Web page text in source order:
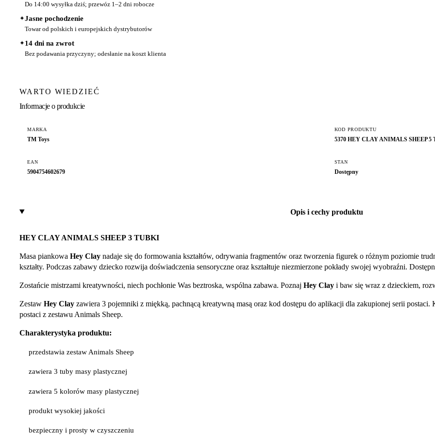
Do 14:00 wysyłka dziś; przewóz 1–2 dni robocze
✦Jasne pochodzenie
Towar od polskich i europejskich dystrybutorów
✦14 dni na zwrot
Bez podawania przyczyny; odesłanie na koszt klienta
WARTO WIEDZIEĆ
Informacje o produkcie
MARKA
TM Toys
KOD PRODUKTU
5370 HEY CLAY ANIMALS SHEEP 5
EAN
5904754602679
STAN
Dostępny
Opis i cechy produktu
HEY CLAY ANIMALS SHEEP 3 TUBKI
Masa piankowa Hey Clay nadaje się do formowania kształtów, odrywania fragmentów oraz tworzenia figurek o różnym poziomie
kształty. Podczas zabawy dziecko rozwija doświadczenia sensoryczne oraz kształtuje niezmierzone pokłady swojej wyobraźni.
Zostańcie mistrzami kreatywności, niech pochłonie Was beztroska, wspólna zabawa. Poznaj Hey Clay i baw się wraz z dzieckiem,
Zestaw Hey Clay zawiera 3 pojemniki z miękką, pachnącą kreatywną masą oraz kod dostępu do aplikacji dla zakupionej serii
postaci z zestawu Animals Sheep.
Charakterystyka produktu:
przedstawia zestaw Animals Sheep
zawiera 3 tuby masy plastycznej
zawiera 5 kolorów masy plastycznej
produkt wysokiej jakości
bezpieczny i prosty w czyszczeniu